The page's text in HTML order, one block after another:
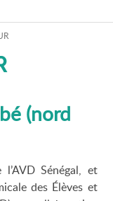
(nord
Sénégal, et
des Élèves et